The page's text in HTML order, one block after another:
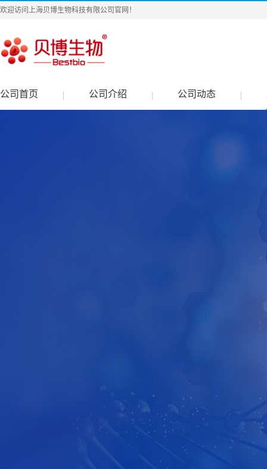
欢迎访问上海贝博生物科技有限公司官网！
公司首页 公司介绍 公司动态